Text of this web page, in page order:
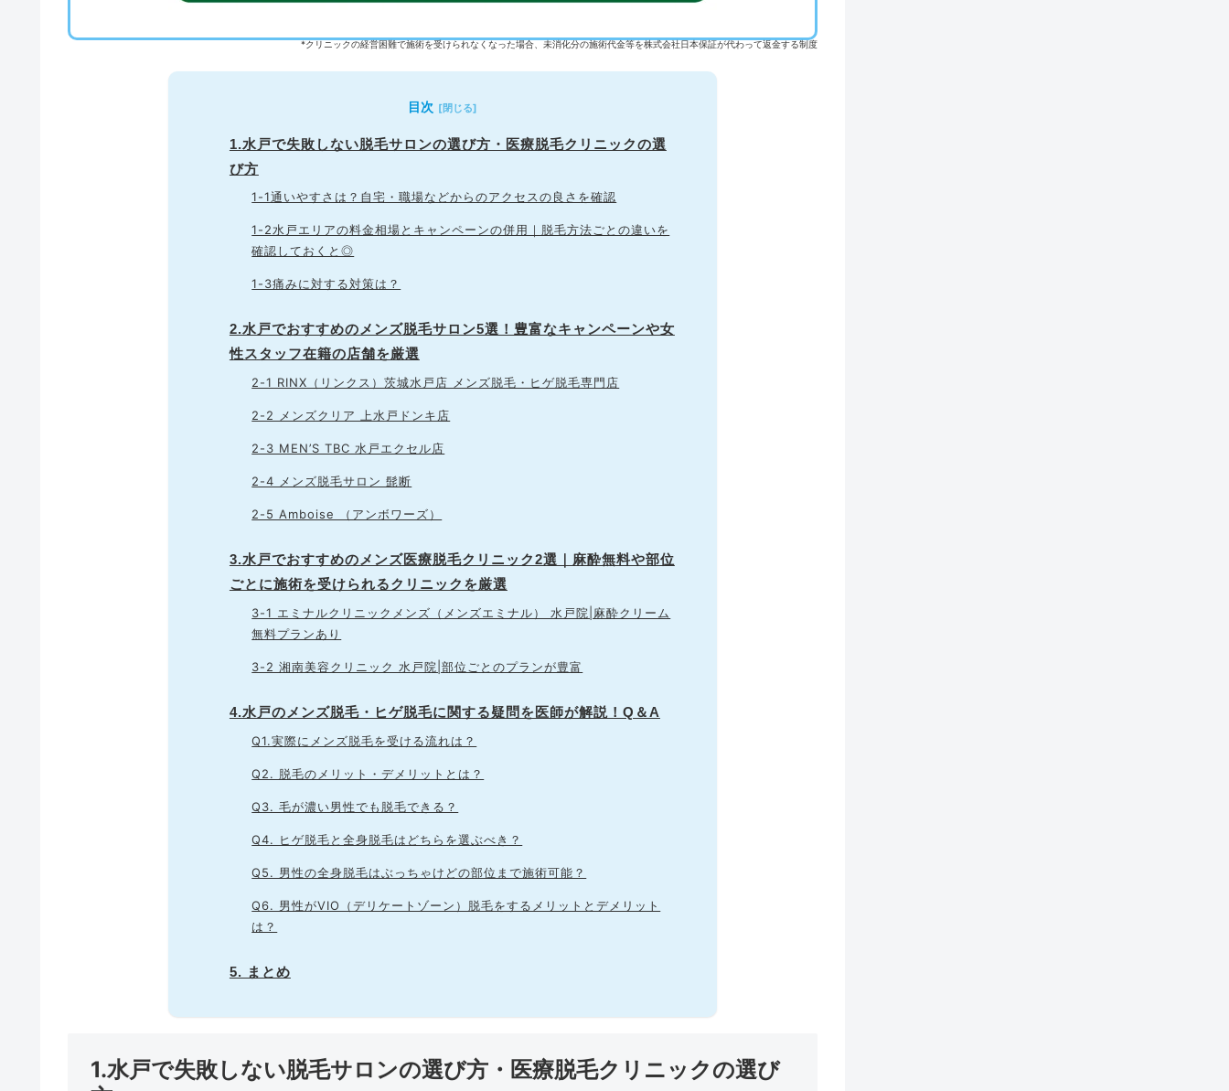
*クリニックの経営困難で施術を受けられなくなった場合、未消化分の施術代金等を株式会社日本保証が代わって返金する制度
目次
1.水戸で失敗しない脱毛サロンの選び方・医療脱毛クリニックの選
び方
1-1通いやすさは？自宅・職場などからのアクセスの良さを確認
1-2水戸エリアの料金相場とキャンペーンの併用｜脱毛方法ごとの違いを
確認しておくと◎
1-3痛みに対する対策は？
2.水戸でおすすめのメンズ脱毛サロン5選！豊富なキャンペーンや女
性スタッフ在籍の店舗を厳選
2-1 RINX（リンクス）茨城水戸店 メンズ脱毛・ヒゲ脱毛専門店
2-2 メンズクリア 上水戸ドンキ店
2-3 MEN’S TBC 水戸エクセル店
2-4 メンズ脱毛サロン 髭断
2-5 Amboise （アンボワーズ）
3.水戸でおすすめのメンズ医療脱毛クリニック2選｜麻酔無料や部位
ごとに施術を受けられるクリニックを厳選
3-1 エミナルクリニックメンズ（メンズエミナル） 水戸院|麻酔クリーム
無料プランあり
3-2 湘南美容クリニック 水戸院|部位ごとのプランが豊富
4.水戸のメンズ脱毛・ヒゲ脱毛に関する疑問を医師が解説！Q＆A
Q1.実際にメンズ脱毛を受ける流れは？
Q2. 脱毛のメリット・デメリットとは？
Q3. 毛が濃い男性でも脱毛できる？
Q4. ヒゲ脱毛と全身脱毛はどちらを選ぶべき？
Q5. 男性の全身脱毛はぶっちゃけどの部位まで施術可能？
Q6. 男性がVIO（デリケートゾーン）脱毛をするメリットとデメリット
は？
5. まとめ
1.水戸で失敗しない脱毛サロンの選び方・医療脱毛クリニックの選び